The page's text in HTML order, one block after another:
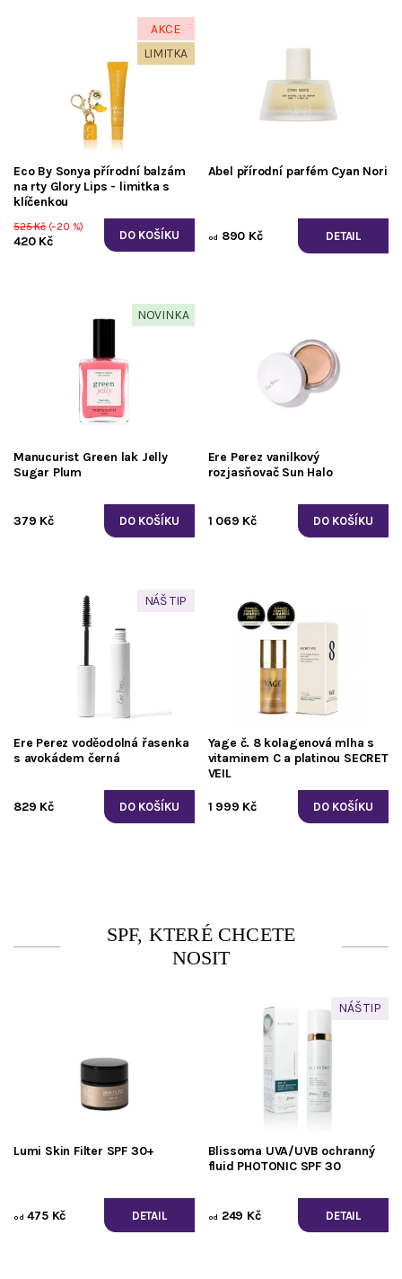
AKCE
LIMITKA
Eco By Sonya přírodní balzám
na rty Glory Lips - limitka s
klíčenkou
525 Kč(–20 %)
420 Kč
Abel přírodní parfém Cyan Nori
od 890 Kč DETAIL
NOVINKA
Manucurist Green lak Jelly
Sugar Plum
379 Kč
Ere Perez vanilkový
rozjasňovač Sun Halo
1 069 Kč
NÁŠ TIP
Ere Perez voděodolná řasenka
s avokádem černá
829 Kč
Yage č. 8 kolagenová mlha s
vitaminem C a platinou SECRET
VEIL
1 999 Kč
SPF, KTERÉ CHCETE
NOSIT
Lumi Skin Filter SPF 30+
od 475 Kč DETAIL
NÁŠ TIP
Blissoma UVA/UVB ochranný
fluid PHOTONIC SPF 30
od 249 Kč DETAIL